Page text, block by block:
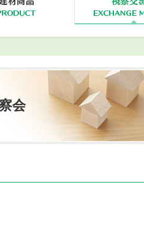
会